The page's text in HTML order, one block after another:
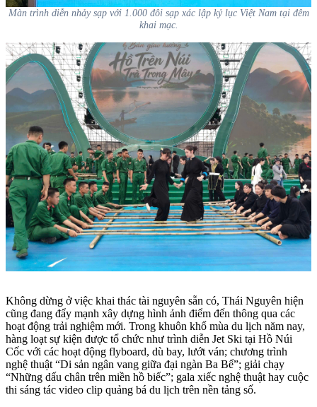
Màn trình diễn nhảy sạp với 1.000 đôi sạp xác lập kỷ lục Việt Nam tại đêm
khai mạc.
Không dừng ở việc khai thác tài nguyên sẵn có, Thái Nguyên hiện
cũng đang đẩy mạnh xây dựng hình ảnh điểm đến thông qua các
hoạt động trải nghiệm mới. Trong khuôn khổ mùa du lịch năm nay,
hàng loạt sự kiện được tổ chức như trình diễn Jet Ski tại Hồ Núi
Cốc với các hoạt động flyboard, dù bay, lướt ván; chương trình
nghệ thuật “Di sản ngân vang giữa đại ngàn Ba Bể”; giải chạy
“Những dấu chân trên miền hồ biếc”; gala xiếc nghệ thuật hay cuộc
thi sáng tác video clip quảng bá du lịch trên nền tảng số.